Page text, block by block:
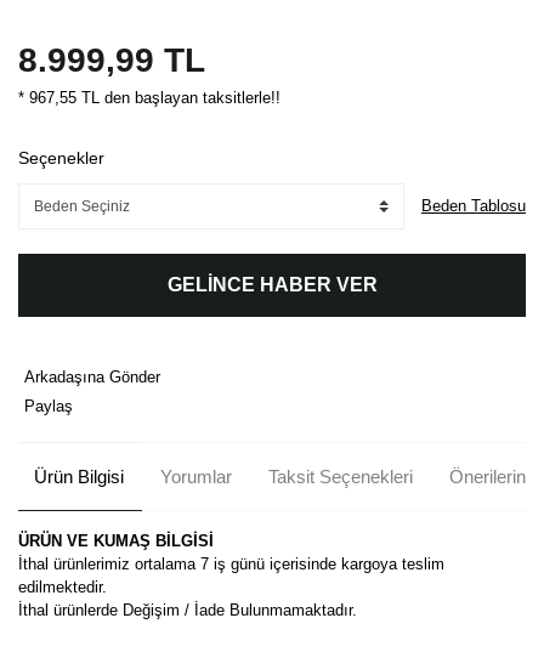
8.999,99 TL
* 967,55 TL den başlayan taksitlerle!!
Seçenekler
Beden Tablosu
GELİNCE HABER VER
Arkadaşına Gönder
Paylaş
Ürün Bilgisi Yorumlar Taksit Seçenekleri Önerileriniz
ÜRÜN VE KUMAŞ BİLGİSİ
İthal ürünlerimiz ortalama 7 iş günü içerisinde kargoya teslim
edilmektedir.
İthal ürünlerde Değişim / İade Bulunmamaktadır.